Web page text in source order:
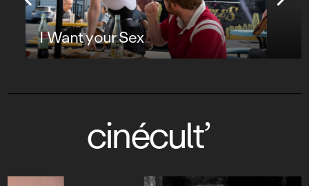
I Want your Sex
cinécult’